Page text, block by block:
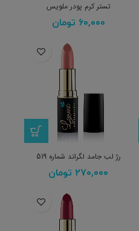
تستر کرم پودر ملویس
۶۰,۰۰۰ تومان
رژ لب جامد لگراند شماره 519
۲۷۰,۰۰۰ تومان